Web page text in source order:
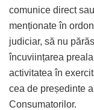
comunice direct
menționate în
judiciar, să nu
încuviințarea
activitatea în
cea de președinte
Consumatorilor.